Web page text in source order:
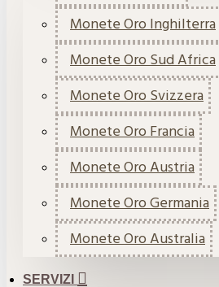
Monete Oro Inghilterra
Monete Oro Sud Africa
Monete Oro Svizzera
Monete Oro Francia
Monete Oro Austria
Monete Oro Germania
Monete Oro Australia
SERVIZI